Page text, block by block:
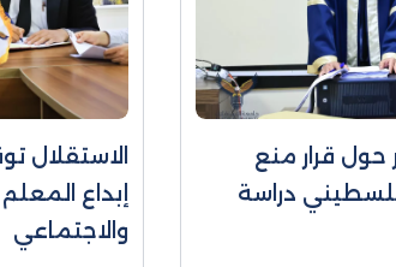
حول قرار منع
دراسة
الاستقلال
إبداع
والاجتماعي